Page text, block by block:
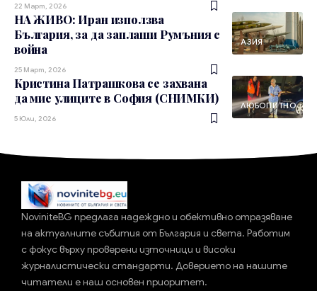
22 Март, 2026
АЗИЯ
НА ЖИВО: Иран използва
България, за да заплаши Румъния с
война
25 Март, 2026
ЛЮБОПИТНО
Кристина Патрашкова се захвана
да мие улиците в София (СНИМКИ)
5 Юли, 2026
NoviniteBG предлага надеждно и обективно отразяване
на актуалните събития от България и света. Работим
с фокус върху проверени източници и високи
журналистически стандарти. Доверието на нашите
читатели е наш основен приоритет.